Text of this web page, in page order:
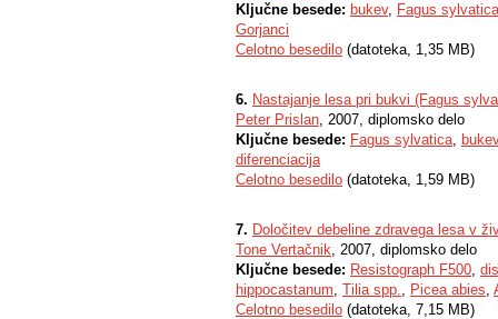
Ključne besede: bukev, Fagus sylvatica
Gorjanci
Celotno besedilo (datoteka, 1,35 MB)
6. Nastajanje lesa pri bukvi (Fagus
Peter Prislan, 2007, diplomsko delo
Ključne besede: Fagus sylvatica, bukev
diferenciacija
Celotno besedilo (datoteka, 1,59 MB)
7. Določitev debeline zdravega lesa v
Tone Vertačnik, 2007, diplomsko delo
Ključne besede: Resistograph F500,
hippocastanum, Tilia spp., Picea abies,
Celotno besedilo (datoteka, 7,15 MB)